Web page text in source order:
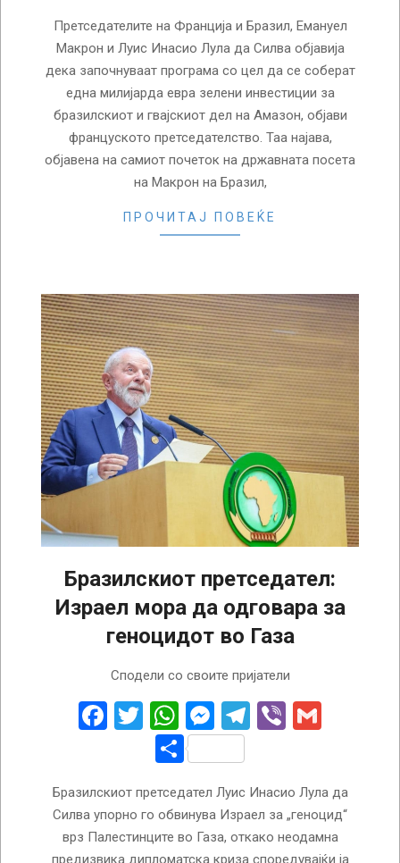
Претседателите на Франција и Бразил, Емануел
Макрон и Луис Инасио Лула да Силва објавија
дека започнуваат програма со цел да се соберат
една милијарда евра зелени инвестиции за
бразилскиот и гвајскиот дел на Амазон, објави
француското претседателство. Таа најава,
објавена на самиот почеток на државната посета
на Макрон на Бразил,
ПРОЧИТАЈ ПОВЕЌЕ
Бразилскиот претседател:
Израел мора да одговара за
геноцидот во Газа
Сподели со своите пријатели
Facebook
TwitterWhatsApp
Messenger
Telegram
Viber
Share
Бразилскиот претседател Луис Инасио Лула да
Силва упорно го обвинува Израел за „геноцид“
врз Палестинците во Газа, откако неодамна